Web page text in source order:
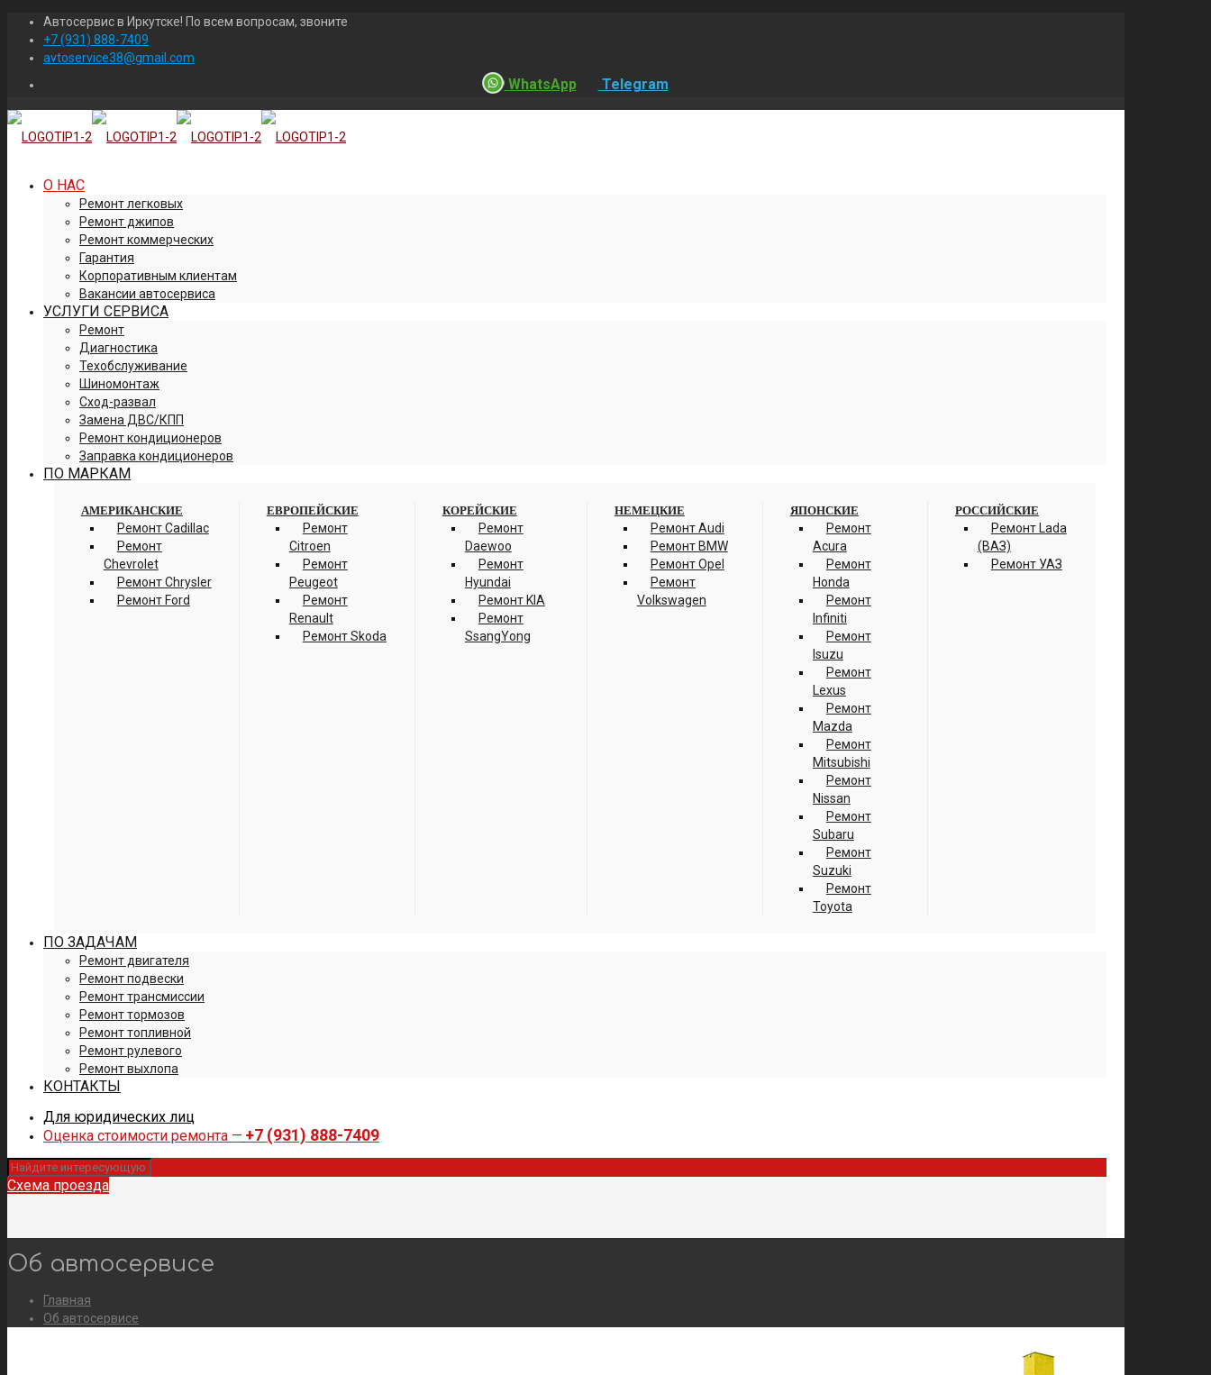
Автосервис в Иркутске! По всем вопросам, звоните
+7 (931) 888-7409
avtoservice38@gmail.com
WhatsApp Telegram
О НАС
Ремонт легковых
Ремонт джипов
Ремонт коммерческих
Гарантия
Корпоративным клиентам
Вакансии автосервиса
УСЛУГИ СЕРВИСА
Ремонт
Диагностика
Техобслуживание
Шиномонтаж
Сход-развал
Замена ДВС/КПП
Ремонт кондиционеров
Заправка кондиционеров
ПО МАРКАМ
АМЕРИКАНСКИЕ
Ремонт Cadillac
Ремонт
Chevrolet
Ремонт Chrysler
Ремонт Ford
ЕВРОПЕЙСКИЕ
Ремонт
Citroen
Ремонт
Peugeot
Ремонт
Renault
Ремонт Skoda
КОРЕЙСКИЕ
Ремонт
Daewoo
Ремонт
Hyundai
Ремонт KIA
Ремонт
SsangYong
НЕМЕЦКИЕ
Ремонт Audi
Ремонт BMW
Ремонт Opel
Ремонт
Volkswagen
ЯПОНСКИЕ
Ремонт
Acura
Ремонт
Honda
Ремонт
Infiniti
Ремонт
Isuzu
Ремонт
Lexus
Ремонт
Mazda
Ремонт
Mitsubishi
Ремонт
Nissan
Ремонт
Subaru
Ремонт
Suzuki
Ремонт
Toyota
РОССИЙСКИЕ
Ремонт Lada
(ВАЗ)
Ремонт УАЗ
ПО ЗАДАЧАМ
Ремонт двигателя
Ремонт подвески
Ремонт трансмиссии
Ремонт тормозов
Ремонт топливной
Ремонт рулевого
Ремонт выхлопа
КОНТАКТЫ
Для юридических лиц
Оценка стоимости ремонта — +7 (931) 888-7409
Схема проезда
Об автосервисе
Главная
Об автосервисе